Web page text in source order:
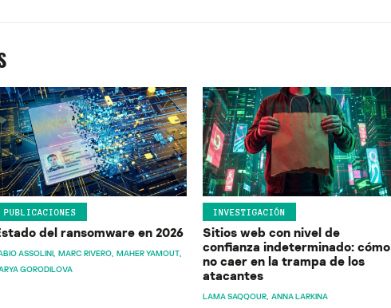
PUBLICACIONES
del ransomware en 2026
ASSOLINI MARC RIVERO MAHER YAMOUT
GORODILOVA
INVESTIGACIÓN
Sitios web con nivel de
confianza indeterminado: cómo
no caer en la trampa de los
atacantes
LAMA SAQQOUR ANNA LARKINA